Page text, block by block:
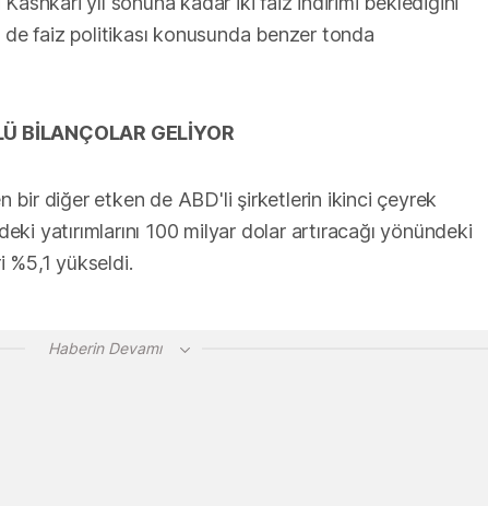
faiz politikası konusunda benzer tonda
BİLANÇOLAR GELİYOR
bir diğer etken de ABD'li şirketlerin ikinci çeyrek
yatırımlarını 100 milyar dolar artıracağı yönündeki
%5,1 yükseldi.
Haberin Devamı